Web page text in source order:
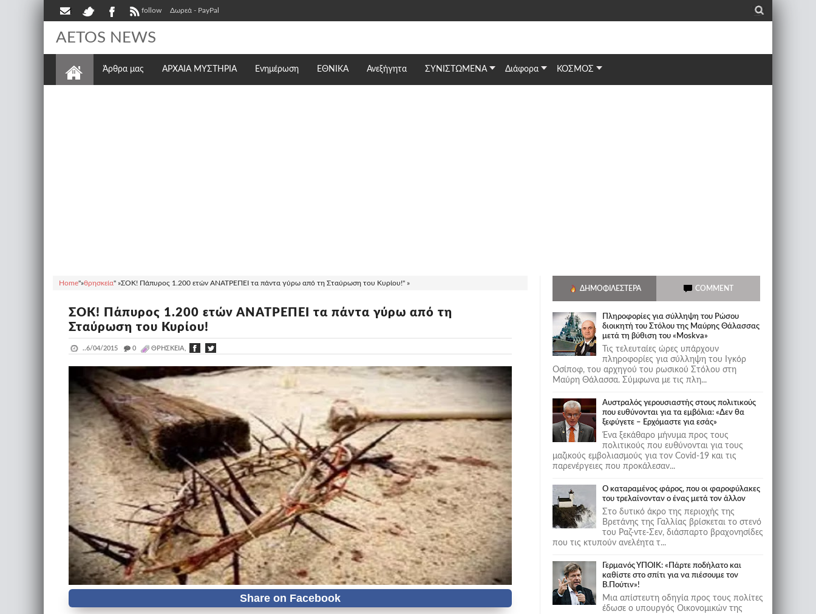
follow Δωρεά - PayPal _
AETOS NEWS
Άρθρα μας ΑΡΧΑΙΑ ΜΥΣΤΗΡΙΑ Ενημέρωση ΕΘΝΙΚΆ Ανεξήγητα ΣΥΝΙΣΤΩΜΕΝΑ Διάφορα ΚΟΣΜΟΣ
Home"»θρησκεία" »ΣΟΚ! Πάπυρος 1.200 ετών ΑΝΑΤΡΕΠΕΙ τα πάντα γύρω από τη Σταύρωση του Κυρίου!" »
ΣΟΚ! Πάπυρος 1.200 ετών ΑΝΑΤΡΕΠΕΙ τα πάντα γύρω από τη
Σταύρωση του Κυρίου!
..6/04/2015 _ 0 ΘΡΗΣΚΕΊΑ,
ΔΗΜΟΦΙΛΈΣΤΕΡΑ COMMENT
Πληροφορίες για σύλληψη του Ρώσου
διοικητή του Στόλου της Mαύρης Θάλασσας
μετά τη βύθιση του «Moskva»
Τις τελευταίες ώρες υπάρχουν
πληροφορίες για σύλληψη του Ιγκόρ
Οσίποφ, του αρχηγού του ρωσικού Στόλου στη
Μαύρη Θάλασσα. Σύμφωνα με τις πλη...
Αυστραλός γερουσιαστής στους πολιτικούς
που ευθύνονται για τα εμβόλια: «Δεν θα
ξεφύγετε – Ερχόμαστε για εσάς»
Ένα ξεκάθαρο μήνυμα προς τους
πολιτικούς που ευθύνονται για τους
μαζικούς εμβολιασμούς για τον Covid-19 και τις
παρενέργειες που προκάλεσαν...
Ο καταραμένος φάρος, που οι φαροφύλακες
του τρελαίνονταν ο ένας μετά τον άλλον
Στο δυτικό άκρο της περιοχής της
Βρετάνης της Γαλλίας βρίσκεται το στενό
του Ραζ-ντε-Σεν, διάσπαρτο βραχονησίδες
που τις κτυπούν ανελέητα τ...
Γερμανός ΥΠΟΙΚ: «Πάρτε ποδήλατο και
καθίστε στο σπίτι για να πιέσουμε τον
Β.Πούτιν»!
Μια απίστευτη οδηγία προς τους πολίτες
έδωσε ο υπουργός Οικονομικών της